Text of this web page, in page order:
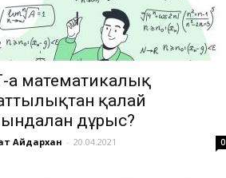
ға математикалық
қалай
дұрыс?
Айдархан - 20.04.2021 0